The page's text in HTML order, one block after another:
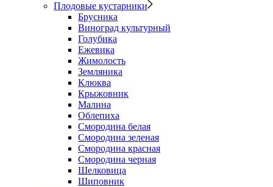
Плодовые кустарники
Брусника
Виноград культурный
Голубика
Ежевика
Жимолость
Земляника
Клюква
Крыжовник
Малина
Облепиха
Смородина белая
Смородина зеленая
Смородина красная
Смородина черная
Шелковица
Шиповник